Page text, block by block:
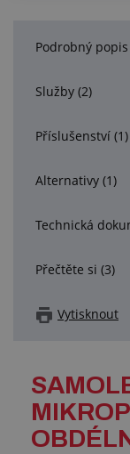
Podrobný popis
Služby (2)
Příslušenství (1)
Alternativy (1)
Technická
Přečtěte si (3)
Vytisknout